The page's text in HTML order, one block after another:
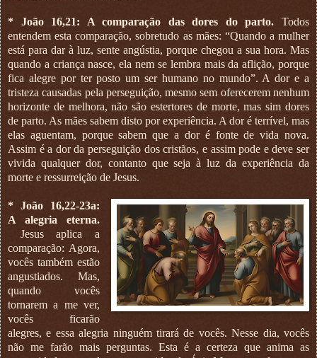
* João 16,21: A comparação das dores do parto. Todos
entendem esta comparação, sobretudo as mães: “Quando a mulher
está para dar à luz, sente angústia, porque chegou a sua hora. Mas
quando a criança nasce, ela nem se lembra mais da aflição, porque
fica alegre por ter posto um ser humano no mundo”. A dor e a
tristeza causadas pela perseguição, mesmo sem oferecerem nenhum
horizonte de melhora, não são estertores de morte, mas sim dores
de parto. As mães sabem disto por experiência. A dor é terrível, mas
elas aguentam, porque sabem que a dor é fonte de vida nova.
Assim é a dor da perseguição dos cristãos, e assim pode e deve ser
vivida qualquer dor, contanto que seja à luz da experiência da
morte e ressurreição de Jesus.
* João 16,22-23a:
A alegria eterna.
Jesus aplica a
comparação: Agora,
vocês também estão
angustiados. Mas,
quando vocês
tornarem a me ver,
vocês ficarão
alegres, e essa alegria ninguém tirará de vocês. Nesse dia, vocês
não me farão mais perguntas. Esta é a certeza que anima as